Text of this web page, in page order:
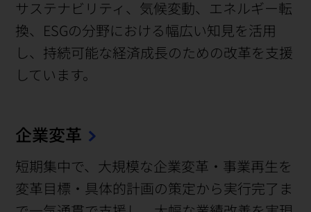
サステナビリティ、気候変動、エネルギー転
換、ESGの分野における幅広い知見を活用
し、持続可能な経済成長のための改革を支援
しています。
企業変革
短期集中で、大規模な企業変革・事業再生を
変革目標・具体的計画の策定から実行完了ま